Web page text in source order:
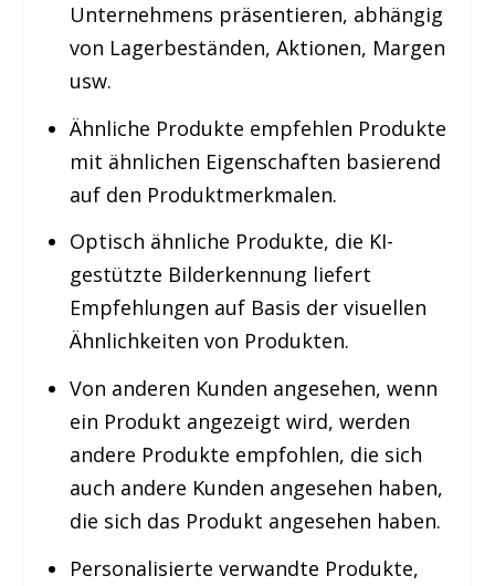
Unternehmens präsentieren, abhängig
von Lagerbeständen, Aktionen, Margen
usw.
Ähnliche Produkte empfehlen Produkte
mit ähnlichen Eigenschaften basierend
auf den Produktmerkmalen.
Optisch ähnliche Produkte, die KI-
gestützte Bilderkennung liefert
Empfehlungen auf Basis der visuellen
Ähnlichkeiten von Produkten.
Von anderen Kunden angesehen, wenn
ein Produkt angezeigt wird, werden
andere Produkte empfohlen, die sich
auch andere Kunden angesehen haben,
die sich das Produkt angesehen haben.
Personalisierte verwandte Produkte,